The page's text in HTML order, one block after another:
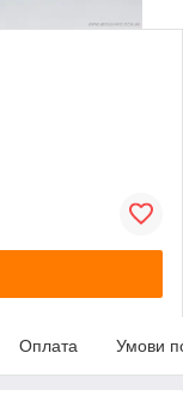
Оплата Умови